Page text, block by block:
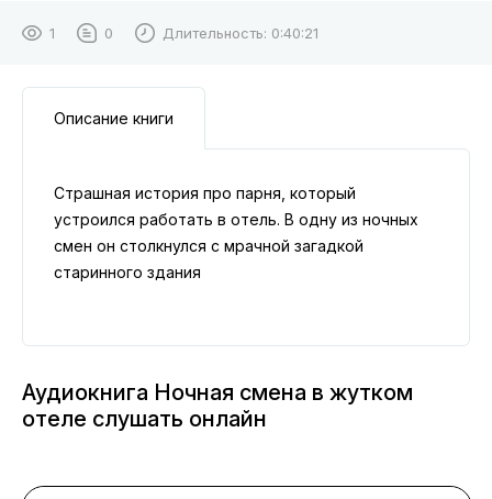
1 0 Длительность: 0:40:21
Описание книги
Страшная история про парня, который
устроился работать в отель. В одну из ночных
смен он столкнулся с мрачной загадкой
старинного здания
Аудиокнига Ночная смена в жутком
отеле слушать онлайн